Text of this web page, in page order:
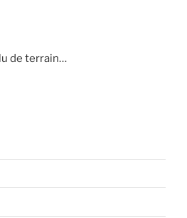
de terrain…